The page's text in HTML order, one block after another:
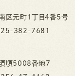
区元町1丁目4番5号
382-7681
頃5008番地7